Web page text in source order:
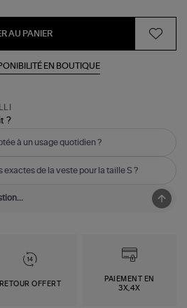
AU PANIER
EN BOUTIQUE
?
à un usage quotidien ?
exactes de la veste pour la taille S ?
RETOUR OFFERT
PAIEMENT EN
3X,4X